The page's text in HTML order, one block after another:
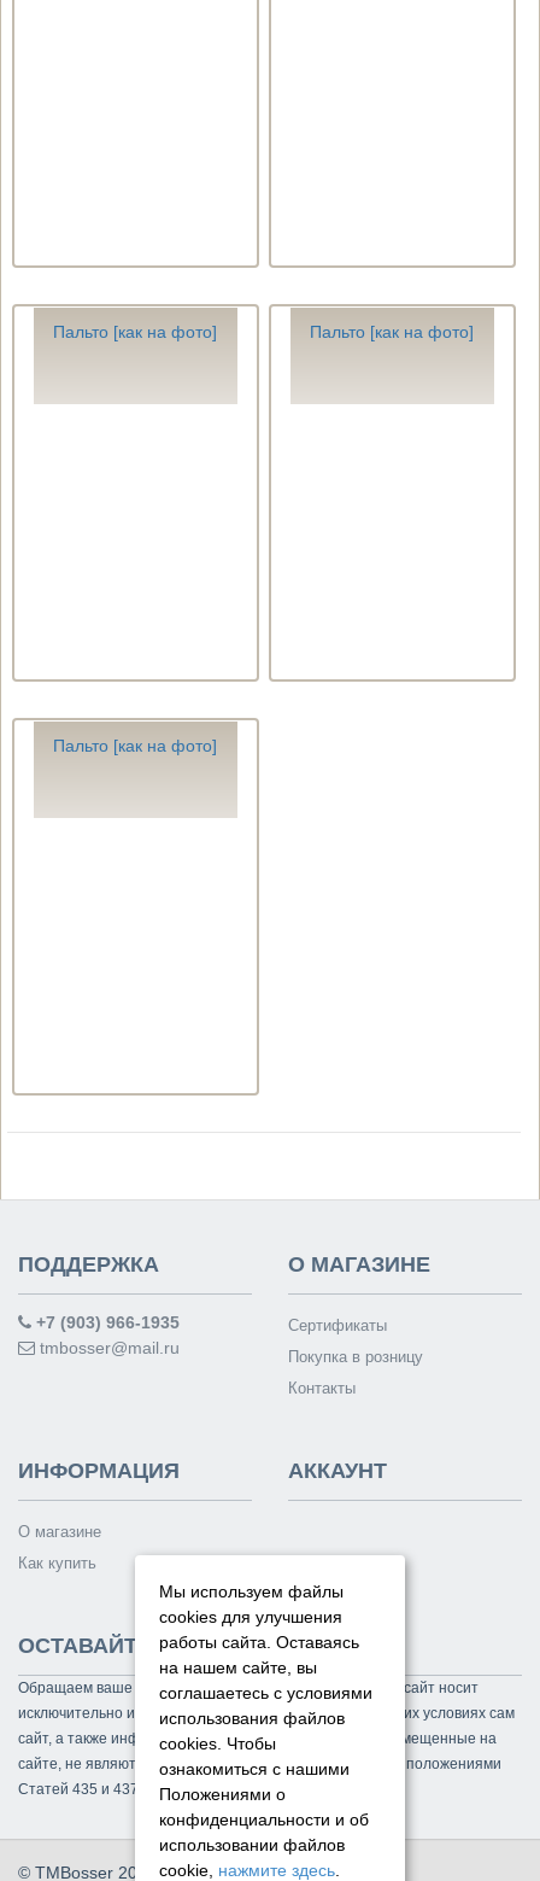
Пальто [как на фото] Пальто [как на фото]
Пальто [как на фото]
ПОДДЕРЖКА
+7 (903) 966-1935
tmbosser@mail.ru
О МАГАЗИНЕ
Сертификаты
Покупка в розницу
Контакты
ИНФОРМАЦИЯ
О магазине
Как купить
АККАУНТ
ОСТАВАЙТЕСЬ НА СВЯЗИ
Обращаем ваше внимание на то, что данный интернет-сайт носит
исключительно информационный характер и ни при каких условиях сам
сайт, а также информационные материалы и цены, размещенные на
сайте, не являются публичной офертой, определяемой положениями
Статей 435 и 437 Гражданского кодекса РФ.
© TMBosser 2014 - 2026. Все права защищены.
Мы используем файлы
cookies для улучшения
работы сайта. Оставаясь
на нашем сайте, вы
соглашаетесь с условиями
использования файлов
cookies. Чтобы
ознакомиться с нашими
Положениями о
конфиденциальности и об
использовании файлов
cookie, нажмите здесь